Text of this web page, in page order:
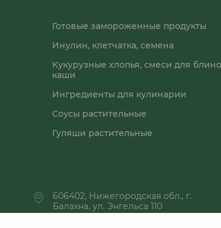
Готовые замороженные продукты
Инулин, клетчатка, семена
Кукурузные хлопья, смеси для
каши
Ингредиенты для кулинарии
Соусы растительные
Гуляши растительные
606402, Нижегородская обл., г.
Балахна, ул. Энгельса 110